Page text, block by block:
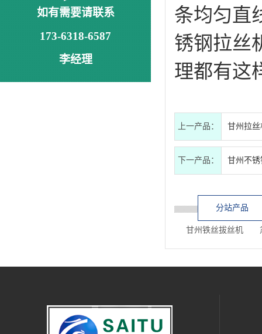
如有需要请联系
173-6318-6587
李经理
条均匀直
锈钢拉丝
理都有这
上一产品： 甘州拉
下一产品： 甘州不
分站产品
甘州铁丝拔丝机